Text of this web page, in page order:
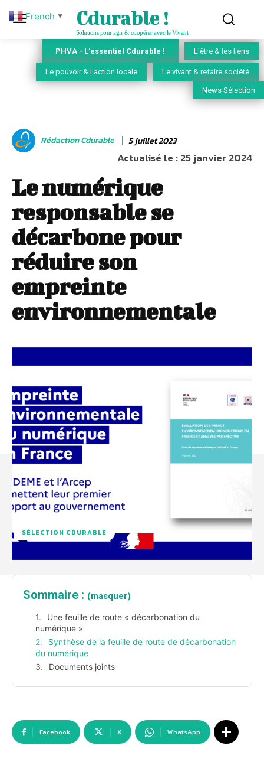
Cdurable !
Solutions pour agir & coopérer avec le Vivant
PHVA - L'essentiel Cdurable ! L'être & les liens
Le pouvoir & l'action locale Le vivant & refaire société
News Sélection
Rédaction Cdurable 5 juillet 2023
Actualisé le :25 janvier 2024
Le numérique
responsable se
décarbone pour
réduire son
empreinte
environnementale
SÉLECTION CDURABLE
Sommaire : (masquer)
Une feuille de route « décarbonation du
numérique »
Synthèse de la feuille de route de décarbonation
du numérique
Documents joints
Facebook X WhatsApp
French ▼